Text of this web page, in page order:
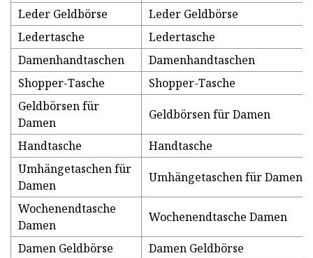
Leder Geldbörse
Leder Geldbörse
Ledertasche
Ledertasche
Damenhandtaschen
Damenhandtaschen
Shopper-Tasche
Shopper-Tasche
Geldbörsen für
Damen
Geldbörsen für Damen
Handtasche
Handtasche
Umhängetaschen für
Damen
Umhängetaschen für Damen
Wochenendtasche
Damen
Wochenendtasche Damen
Damen Geldbörse Damen Geldbörse